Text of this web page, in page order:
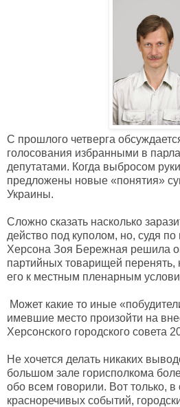
С прошлого четверга
голосования избранными в
депутатами. Когда выбросом
предложены новые «понятия»
Украины.
Сложно сказать насколько
действо под куполом, но, судя по
Херсона Зоя Бережная решила
партийных товарищей перенять,
его к местным пленарным
Может какие то иные
имевшие место произойти на
Херсонского городского совета
Не хочется делать никаких
большом зале горисполкома
обо всем говорили. Вот только, в
красноречивых событий,